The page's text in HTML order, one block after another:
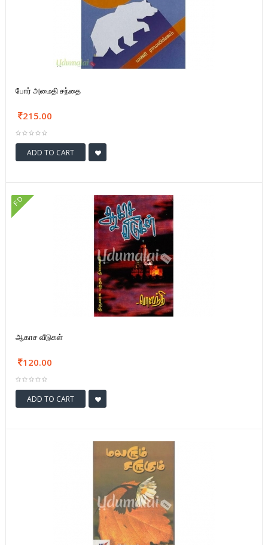
போர் அமைதி சந்தை
215.00
ADD TO CART
FD
ஆகாச வீடுகள்
120.00
ADD TO CART